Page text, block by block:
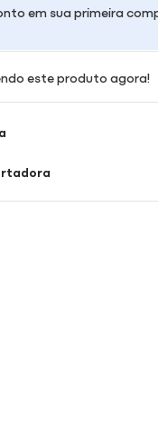
em sua primeira
este produto agora!